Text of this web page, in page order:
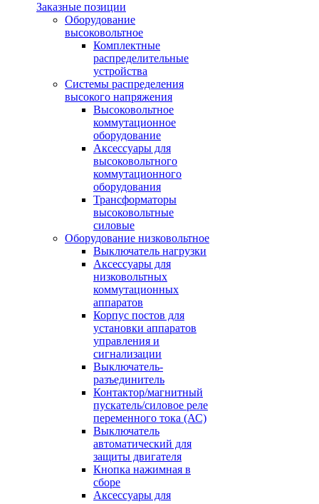
Заказные позиции
Оборудование
высоковольтное
Комплектные
распределительные
устройства
Системы распределения
высокого напряжения
Высоковольтное
коммутационное
оборудование
Аксессуары для
высоковольтного
коммутационного
оборудования
Трансформаторы
высоковольтные
силовые
Оборудование низковольтное
Выключатель нагрузки
Аксессуары для
низковольтных
коммутационных
аппаратов
Корпус постов для
установки аппаратов
управления и
сигнализации
Выключатель-
разъединитель
Контактор/магнитный
пускатель/силовое реле
переменного тока (АС)
Выключатель
автоматический для
защиты двигателя
Кнопка нажимная в
сборе
Аксессуары для